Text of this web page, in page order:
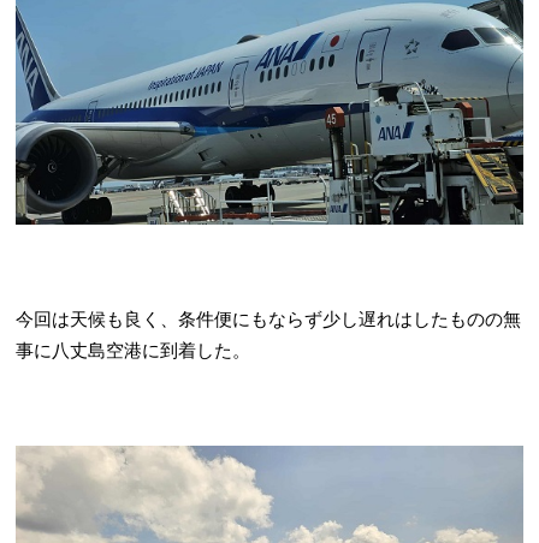
今回は天候も良く、条件便にもならず少し遅れはしたものの無
事に八丈島空港に到着した。